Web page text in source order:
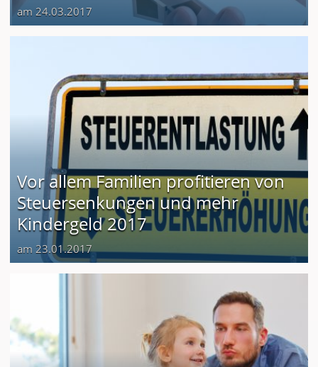
am 24.03.2017
Vor allem Familien profitieren von
Steuersenkungen und mehr
Kindergeld 2017
am 23.01.2017